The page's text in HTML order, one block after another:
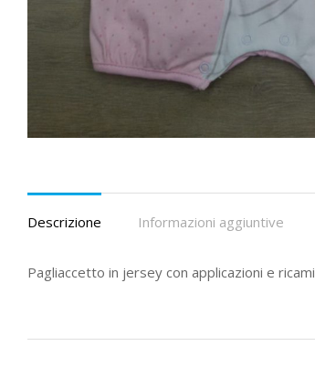
Descrizione Informazioni aggiuntive
Pagliaccetto in jersey con applicazioni e ricami